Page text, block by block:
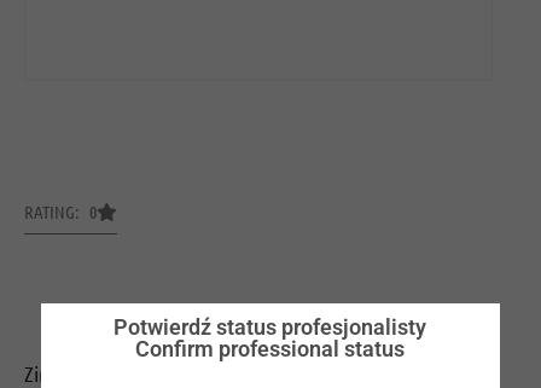
RATING: 0
Zirconia Dental Ceramics
Potwierdź status profesjonalisty
Confirm professional status